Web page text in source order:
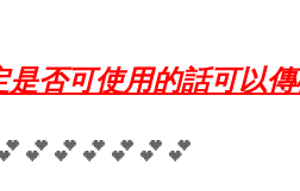
是否可使用的話可以